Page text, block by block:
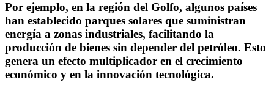
Por ejemplo, en la región del Golfo, algunos países
han establecido parques solares que suministran
energía a zonas industriales, facilitando la
producción de bienes sin depender del petróleo. Esto
genera un efecto multiplicador en el crecimiento
económico y en la innovación tecnológica.